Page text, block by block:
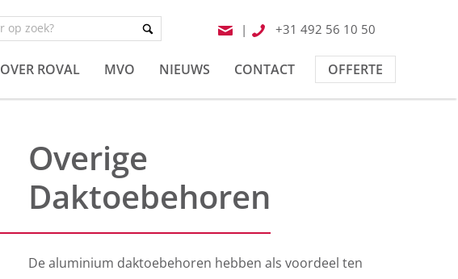
| +31 492 56 10 50
OVER ROVAL MVO NIEUWS CONTACT OFFERTE
Overige
Daktoebehoren
De aluminium daktoebehoren hebben als voordeel ten